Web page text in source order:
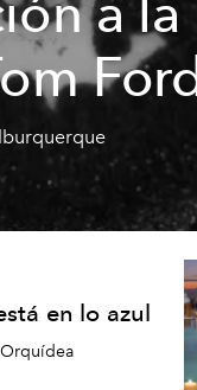
a la
Ford
en lo azul